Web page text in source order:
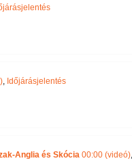
, Időjárásjelentés
Anglia és Skócia 00:00 (videó)